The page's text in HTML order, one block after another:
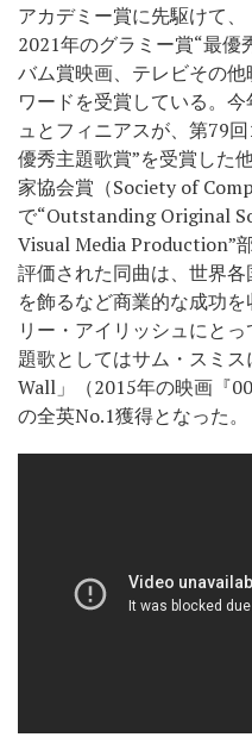
アカデミー賞に先駆けて
2021年のグラミー賞“最優
バム賞映画、テレビその
ワードを受賞している。
ュとフィニアスが、第79
優秀主題歌賞”を受賞した
家協会賞（Society of
で“Outstanding Original
Visual Media Production”
評価された同曲は、世界
を飾るなど商業的な成功
リー・アイリッシュにと
題歌としてはサム・スミ
Wall」（2015年の映画『
の全英No.1獲得となった。